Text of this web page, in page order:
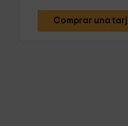
Comprar una